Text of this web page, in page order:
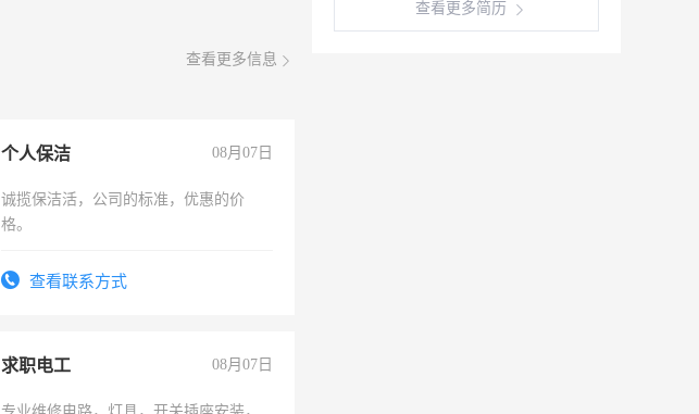
查看更多信息
个人保洁 08月07日
诚揽保洁活，公司的标准，优惠的价
格。
查看联系方式
求职电工 08月07日
查看更多简历